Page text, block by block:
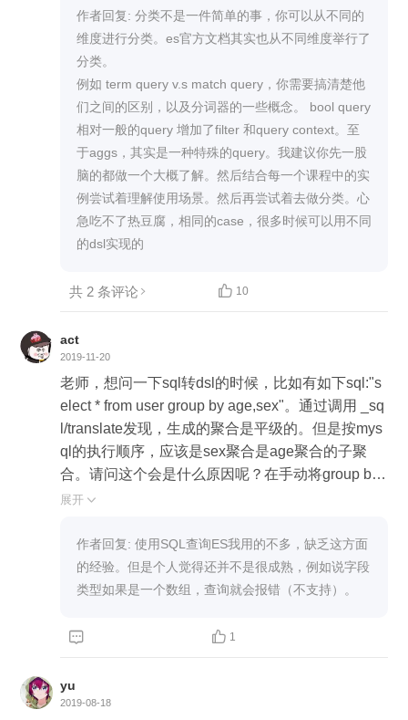
作者回复: 分类不是一件简单的事，你可以从不同的
维度进行分类。es官方文档其实也从不同维度举行了
分类。
例如 term query v.s match query，你需要搞清楚他
们之间的区别，以及分词器的一些概念。 bool query
相对一般的query 增加了filter 和query context。至
于aggs，其实是一种特殊的query。我建议你先一股
脑的都做一个大概了解。然后结合每一个课程中的实
例尝试着理解使用场景。然后再尝试着去做分类。心
急吃不了热豆腐，相同的case，很多时候可以用不同
的dsl实现的
共 2 条评论  10
act
2019-11-20
老师，想问一下sql转dsl的时候，比如有如下sql:"s
elect * from user group by age,sex"。通过调用 _sq
l/translate发现，生成的聚合是平级的。但是按mys
ql的执行顺序，应该是sex聚合是age聚合的子聚
合。请问这个会是什么原因呢？在手动将group by
转换为dsl的时候，是应该转换为多层子聚合的类型
该处于group by的多层嵌套聚合的最深一层吗？
展开 
作者回复: 使用SQL查询ES我用的不多，缺乏这方面
的经验。但是个人觉得还并不是很成熟，例如说字段
类型如果是一个数组，查询就会报错（不支持）。
  1
yu
2019-08-18